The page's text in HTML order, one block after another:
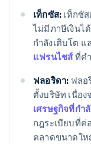
เท็กซัส: เท็กซั
ไม่มีภาษีเงินไ
กำลังเติบโต
แฟรนไชส์ที่ค
ฟลอริดา: ฟลอ
ตั้งบริษัท เนื่อ
เศรษฐกิจที่กำ
กฎระเบียบที่ค่
ตลาดขนาดใ